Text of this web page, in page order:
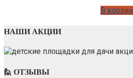
В
НАШИ АКЦИИ
🙋 ОТЗЫВЫ